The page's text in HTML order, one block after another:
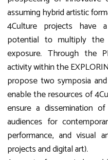
assuming hybrid artistic
4Culture projects have
potential to multiply
exposure. Through the
activity within the
propose two symposia
enable the resources of
ensure a dissemination
audiences for
performance, and visual
projects and digital art).